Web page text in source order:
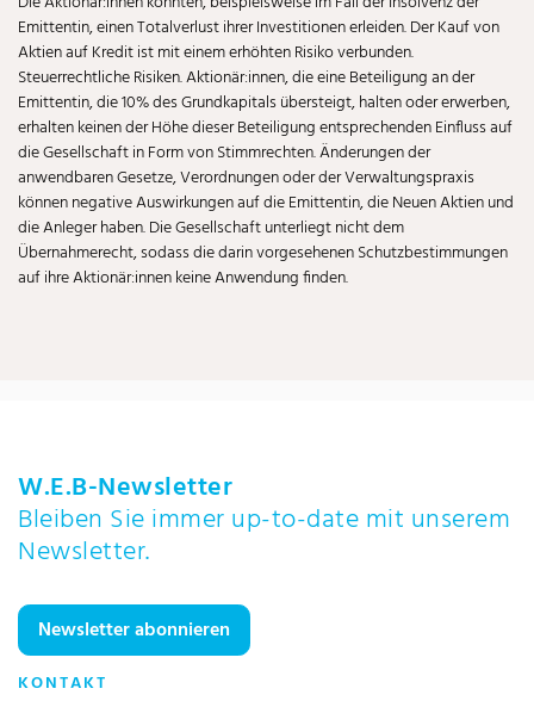
Emittentin, einen Totalverlust ihrer Investitionen erleiden. Der Kauf von
Aktien auf Kredit ist mit einem erhöhten Risiko verbunden.
Steuerrechtliche Risiken. Aktionär:innen, die eine Beteiligung an der
Emittentin, die 10% des Grundkapitals übersteigt, halten oder erwerben,
erhalten keinen der Höhe dieser Beteiligung entsprechenden Einfluss auf
die Gesellschaft in Form von Stimmrechten. Änderungen der
anwendbaren Gesetze, Verordnungen oder der Verwaltungspraxis
können negative Auswirkungen auf die Emittentin, die Neuen Aktien und
die Anleger haben. Die Gesellschaft unterliegt nicht dem
Übernahmerecht, sodass die darin vorgesehenen Schutzbestimmungen
auf ihre Aktionär:innen keine Anwendung finden.
W.E.B-Newsletter
Bleiben Sie immer up-to-date mit unserem
Newsletter.
Newsletter abonnieren
KONTAKT